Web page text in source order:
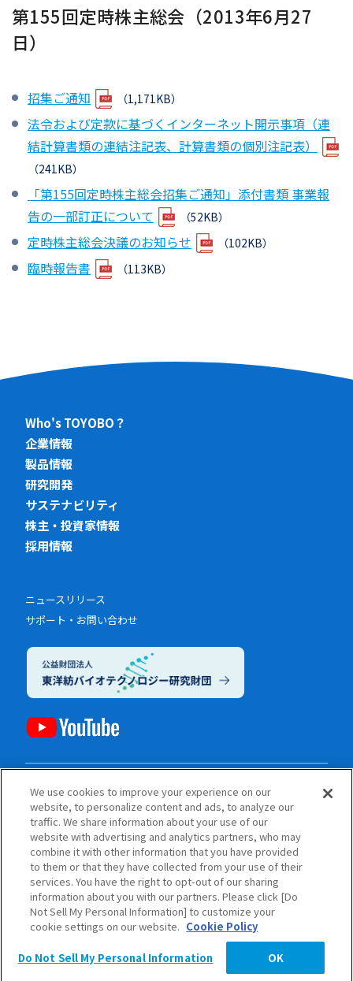
第155回定時株主総会（2013年6月27
日）
招集ご通知 （1,171KB）
法令および定款に基づくインターネット開示事項（連
結計算書類の連結注記表、計算書類の個別注記表）
（241KB）
「第155回定時株主総会招集ご通知」添付書類 事業報
告の一部訂正について
（52KB）
定時株主総会決議のお知らせ （102KB）
臨時報告書 （113KB）
Who's TOYOBO？
企業情報
製品情報
研究開発
サステナビリティ
株主・投資家情報
採用情報
ニュースリリース
サポート・お問い合わせ
電子公告
プライバシーポリシー（個人情報保護方針）
ご利用にあたって
ソーシャルメディアポリシー
サイトマップ
Copyright © TOYOBO CO., LTD. All rights reserved.
We use cookies to improve your experience on our
website, to personalize content and ads, to analyze our
traffic. We share information about your use of our
website with advertising and analytics partners, who may
combine it with other information that you have provided
to them or that they have collected from your use of their
services. You have the right to opt-out of our sharing
information about you with our partners. Please click [Do
Not Sell My Personal Information] to customize your
cookie settings on our website. Cookie Policy
Do Not Sell My Personal Information OK